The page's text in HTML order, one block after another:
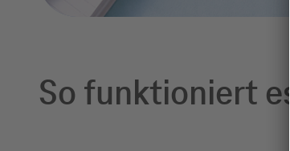
So funktioniert es